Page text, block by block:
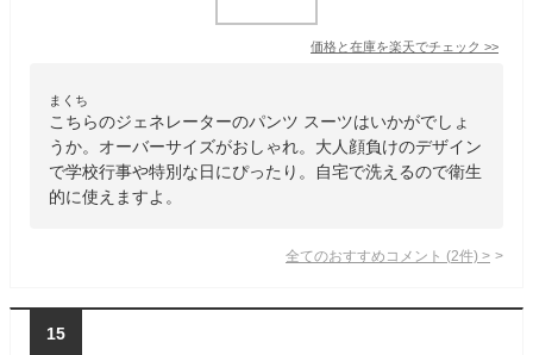
価格と在庫を楽天でチェック >>
まくち
こちらのジェネレーターのパンツ スーツはいかがでしょ
うか。オーバーサイズがおしゃれ。大人顔負けのデザイン
で学校行事や特別な日にぴったり。自宅で洗えるので衛生
的に使えますよ。
全てのおすすめコメント (2件) >
15